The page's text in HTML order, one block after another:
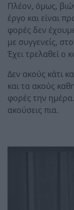
Πλέον, όμως,
έργο και είναι
φορές δεν
με συγγενείς,
Έχει τρελαθεί ο
Δεν ακούς κάτι
και τα ακούς
φορές την
ακούσεις πια.